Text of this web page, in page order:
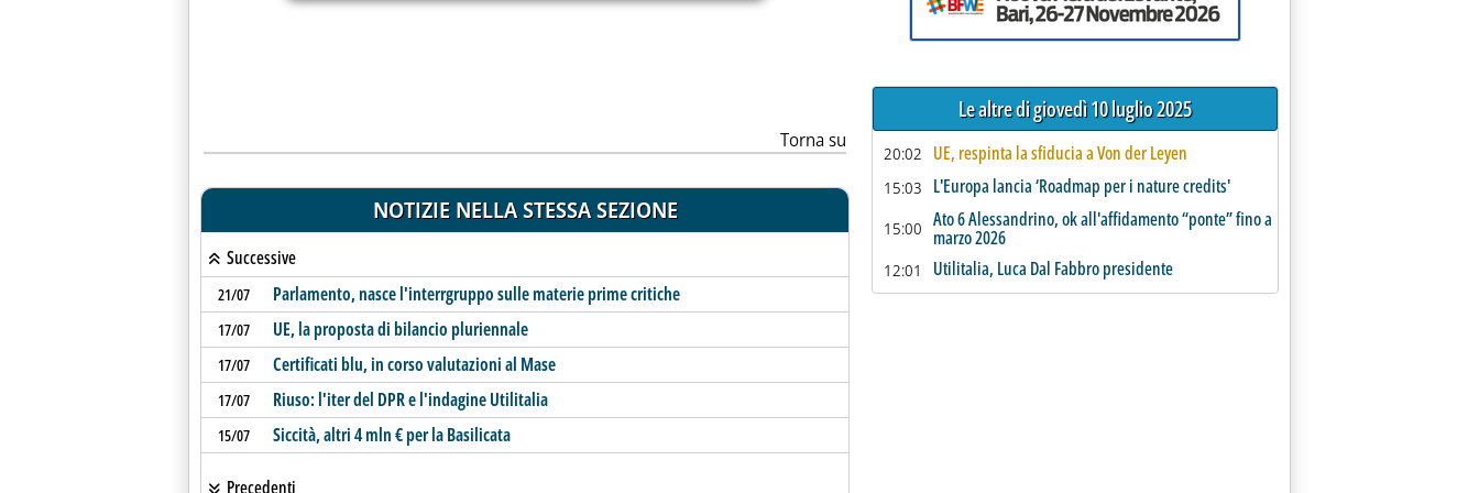
Torna su
NOTIZIE NELLA STESSA SEZIONE
Successive
21/07 Parlamento, nasce l'interrgruppo sulle materie prime critiche
17/07 UE, la proposta di bilancio pluriennale
17/07 Certificati blu, in corso valutazioni al Mase
17/07 Riuso: l'iter del DPR e l'indagine Utilitalia
15/07 Siccità, altri 4 mln € per la Basilicata
Precedenti
Le altre di giovedì 10 luglio 2025
20:02 UE, respinta la sfiducia a Von der Leyen
15:03 L'Europa lancia ‘Roadmap per i nature credits'
15:00 Ato 6 Alessandrino, ok all'affidamento “ponte” fino a
marzo 2026
12:01 Utilitalia, Luca Dal Fabbro presidente